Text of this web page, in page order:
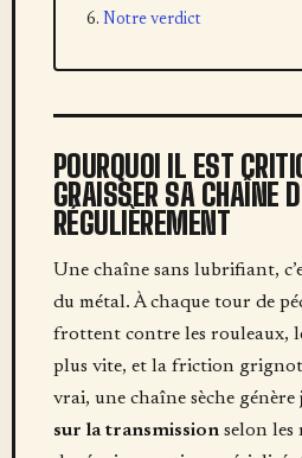
Notre verdict
POURQUOI IL EST
GRAISSER SA CHAÎNE
RÉGULIÈREMENT
Une chaîne sans lubrifiant,
du métal. À chaque tour de
frottent contre les rouleaux,
plus vite, et la friction
vrai, une chaîne sèche génère
sur la transmissionselon les